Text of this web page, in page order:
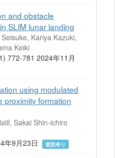
and obstacle
SLIM lunar landing
Kariya Kazuki,
Keiki
772-781 2024年11月
using modulated
proximity formation
Sakai Shin-ichiro
年9月23日
査読有り